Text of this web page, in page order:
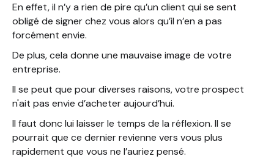
En effet, il n’y a rien de pire qu’un client qui se sent
obligé de signer chez vous alors qu’il n’en a pas
forcément envie.
De plus, cela donne une mauvaise image de votre
entreprise.
Il se peut que pour diverses raisons, votre prospect
n'ait pas envie d’acheter aujourd’hui.
Il faut donc lui laisser le temps de la réflexion. Il se
pourrait que ce dernier revienne vers vous plus
rapidement que vous ne l’auriez pensé.